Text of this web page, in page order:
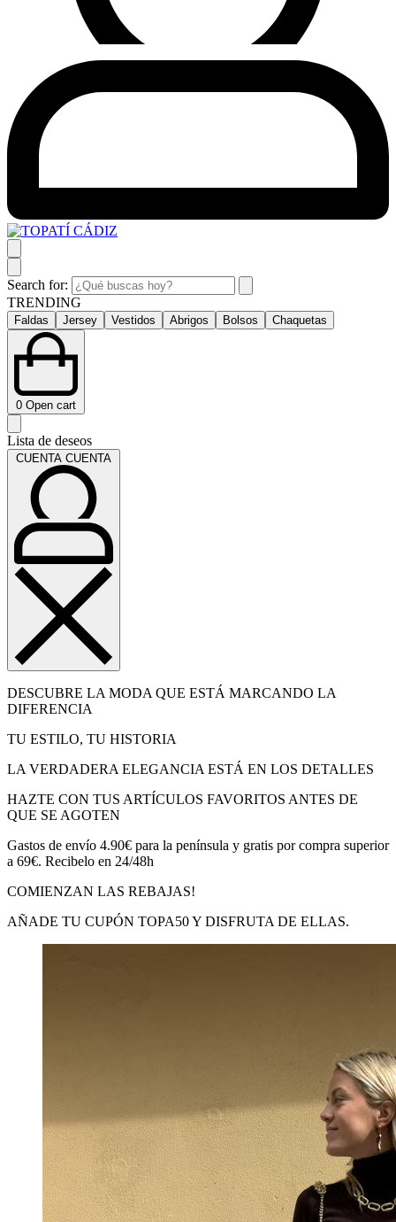
Search for:
TRENDING
Faldas Jersey Vestidos Abrigos Bolsos Chaquetas
0 Open cart
Lista de deseos
CUENTA CUENTA
DESCUBRE LA MODA QUE ESTÁ MARCANDO LA
DIFERENCIA
TU ESTILO, TU HISTORIA
LA VERDADERA ELEGANCIA ESTÁ EN LOS DETALLES
HAZTE CON TUS ARTÍCULOS FAVORITOS ANTES DE
QUE SE AGOTEN
Gastos de envío 4.90€ para la península y gratis por compra superior
a 69€. Recibelo en 24/48h
COMIENZAN LAS REBAJAS!
AÑADE TU CUPÓN TOPA50 Y DISFRUTA DE ELLAS.